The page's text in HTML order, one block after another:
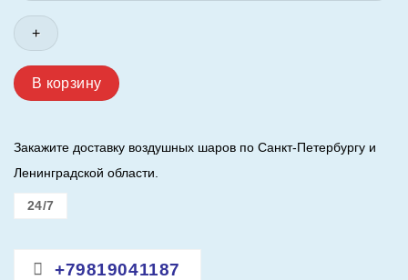
Шар
(12"/30
С
Новым
Снежного
В корзину
Закажите доставку воздушных шаров по Санкт-Петербургу и
Ленинградской области.
24/7
+79819041187